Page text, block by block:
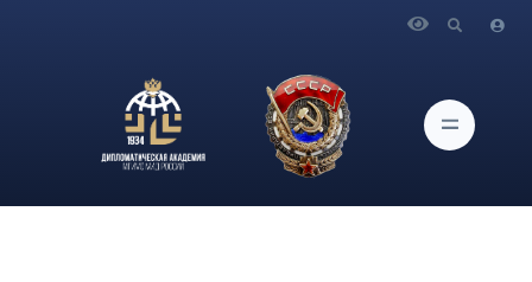
С.В.Лаврова к 20-летию подписания российско-китайского
Договора о добрососедстве, дружбе и сотрудничестве